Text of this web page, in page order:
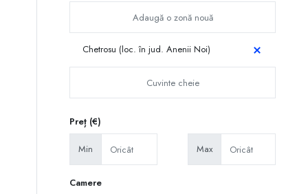
Chetrosu (loc. în jud. Anenii Noi)
Preț (€)
Min Max
Camere